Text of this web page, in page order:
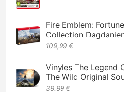
Fire Emblem:
Collection
109,99 €
Vinyles The Legend
The Wild Original
39.99 €